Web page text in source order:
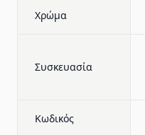
Χρώμα
Συσκευασία
Κωδικός